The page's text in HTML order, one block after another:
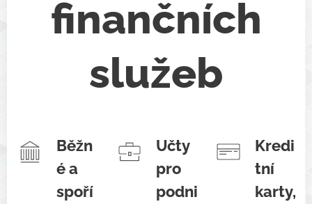
finančních
služeb
Běžn
é a
spoří
Učty
pro
podni
Kredi
tní
karty,